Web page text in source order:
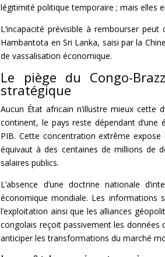
légitimité politique temporaire ; mais elles
L’incapacité prévisible à rembourser
Hambantota en Sri Lanka, saisi par la
de vassalisation économique.
Le piège du Congo-
stratégique
Aucun État africain n’illustre mieux cette
continent, le pays reste dépendant
PIB. Cette concentration extrême
équivaut à des centaines de millions de
salaires publics.
L’absence d’une doctrine nationale
économique mondiale. Les informations
l’exploitation ainsi que les alliances
congolais reçoit passivement les données
anticiper les transformations du marché